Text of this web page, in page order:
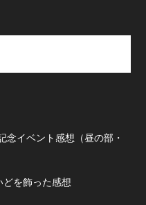
念イベント感想（昼の部・
どを飾った感想